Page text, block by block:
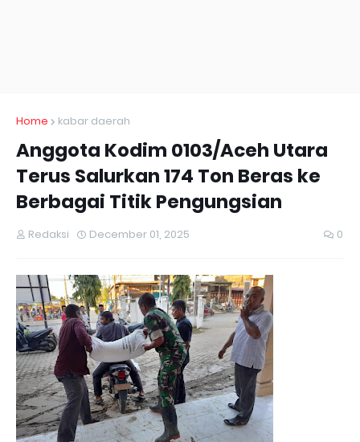
Home kabar daerah
Anggota Kodim 0103/Aceh Utara
Terus Salurkan 174 Ton Beras ke
Berbagai Titik Pengungsian
Redaksi December 01, 2025 0